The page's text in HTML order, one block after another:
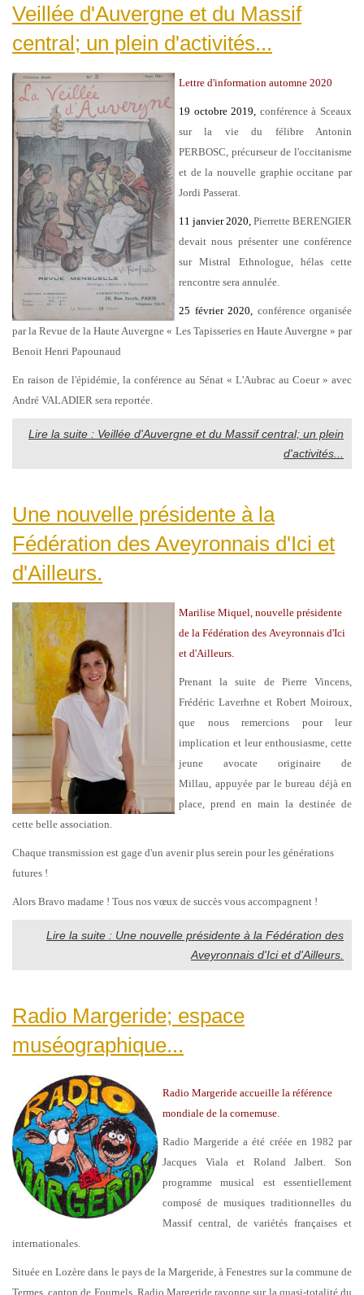
Veillée d'Auvergne et du Massif
central; un plein d'activités...
Lettre d'information automne 2020
19 octobre 2019, conférence à Sceaux
sur la vie du félibre Antonin
PERBOSC, précurseur de l'occitanisme
et de la nouvelle graphie occitane par
Jordi Passerat.
11 janvier 2020, Pierrette BERENGIER
devait nous présenter une conférence
sur Mistral Ethnologue, hélas cette
rencontre sera annulée.
25 février 2020,
conférence organisée
par la Revue de la Haute Auvergne « Les Tapisseries en Haute Auvergne » par
Benoit Henri Papounaud
En raison de l'épidémie, la conférence au Sénat « L'Aubrac au Coeur » avec
André VALADIER sera reportée.
Lire la suite : Veillée d'Auvergne et du Massif central; un plein
d'activités...
Une nouvelle présidente à la
Fédération des Aveyronnais d'Ici et
d'Ailleurs.
Marilise Miquel nouvelle présidente
de la Fédération des Aveyronnais d'Ici
et d'Ailleurs.
Prenant la suite de Pierre Vincens,
Frédéric Laverhne et Robert Moiroux,
que nous remercions pour leur
implication et leur enthousiasme, cette
jeune avocate originaire de
Millau, appuyée par le bureau déjà en
place, prend en main la destinée de
cette belle association.
Chaque transmission est gage d'un avenir plus serein pour les générations
futures !
Alors Bravo madame ! Tous nos vœux de succès vous accompagnent !
Lire la suite : Une nouvelle présidente à la Fédération des
Aveyronnais d'Ici et d'Ailleurs.
Radio Margeride; espace
muséographique...
Radio Margeride accueille la référence
mondiale de la cornemuse.
Radio Margeride a été créée en 1982 par
Jacques Viala et Roland Jalbert. Son
programme musical est essentiellement
composé de musiques traditionnelles du
Massif central, de variétés françaises et
internationales.
Située en Lozère dans le pays de la Margeride, à Fenestres sur la commune de
Termes, canton de Fournels, Radio Margeride rayonne sur la quasi-totalité du